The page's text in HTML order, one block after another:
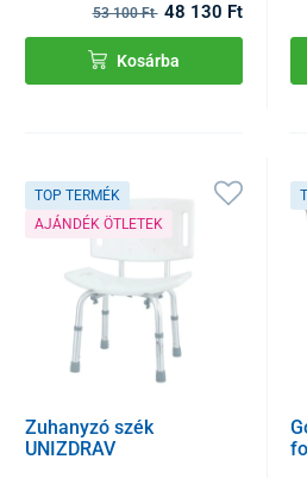
53 100 Ft 48 130 Ft
Kosárba
TOP TERMÉK
AJÁNDÉK ÖTLETEK
Zuhanyzó szék
UNIZDRAV